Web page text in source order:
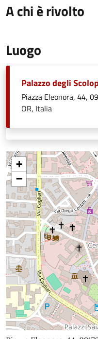
A chi è rivolto
Luogo
Palazzo degli
Piazza Eleonora, 44,
OR, Italia
+
−